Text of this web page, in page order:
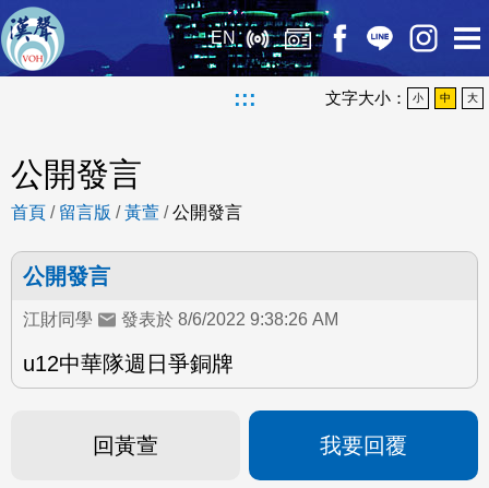
EN
::: 文字大小： 小 中 大
公開發言
首頁 / 留言版 /黃萱 /公開發言
公開發言
江財同學 發表於 8/6/2022 9:38:26 AM
u12中華隊週日爭銅牌
回黃萱 我要回覆